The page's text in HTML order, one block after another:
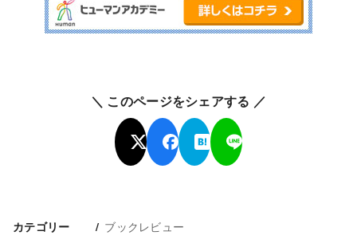
＼ このページをシェアする ／
カテゴリー ブックレビュー